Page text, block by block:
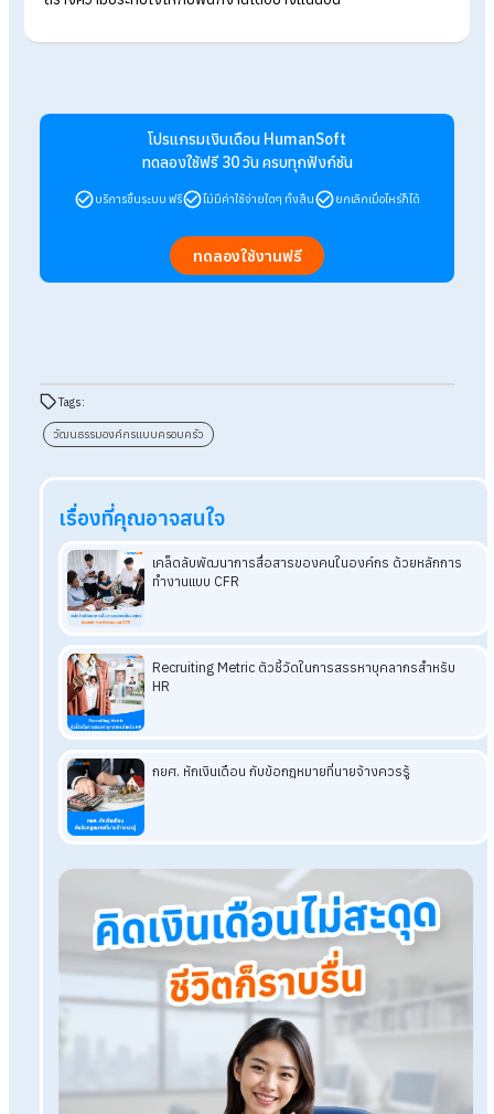
และสุดท้าย นอกจากองค์กรจะดูแลพนักงานในด้านการทำงานแล้ว
องค์กรก็ควรที่จะหาเวลาพักผ่อนให้กับพนักงานบ้างในบางครั้งคร
เพื่อเป็นการลดภาวะความเครียดจากการทำงานให้กับพนักงาน ใน
องค์กรอาจจะต้องทำงานหนักมาตลอดทั้งปี หากมีการจัดกิจกรรม
บ้างก็สามารถทำได้เช่นเดียวกัน เชื่อได้เลยว่ากิจกรรมเหล่าถือเป็น
หนึ่งสวัสดิการที่จะช่วยสร้างความประทับใจให้กับพนักงานได้อย่าง
สรุป6 วิธีง่ายๆ สร้างวัฒนธรรมองค์กร
แบบครอบครัว ที่องค์กรทำตามได้
เป็นอย่างไรกันบ้างคะ กับ 6 วิธี สร้างวัฒนธรรมองค์กรแบบ
ครอบครัวที่เรานำมาฝากในวันนี้ แน่นอนว่าหลาย ๆ องค์กร ก็คงจะ
วัฒนธรรมรูปแบบนี้ภายในองค์กรกันอยู่แล้ว เพราะวัฒนธรรม
องค์กรแบบครอบครัว มุ่งเน้นไปที่ความสัมพันธ์ขององค์กรกับ
พนักงานเป็นส่วนใหญ่ การทำงานก็จะมีความยืดหยุ่นสูง ไม่เป็น
ทางการมากนัก ส่งผลให้พนักงานสามารถเข้าถึงหัวหน้างาน และ
คุยถึงปัญหาที่พบได้ง่ายมากขึ้น การสร้างวัฒนธรรมองค์กรแบบ
ครอบครัวนี้ จะช่วยสร้างบรรยากาศการทำงานให้น่าอยู่และสามารถ
สร้างความประทับใจให้กับพนักงานได้อย่างแน่นอน
โปรแกรมเงินเดือน HumanSoft
ทดลองใช้ฟรี 30 วันครบทุกฟังก์ชัน
บริการขึ้นระบบ ฟรี ไม่มีค่าใช้จ่ายใดๆ ทั้งสิ้น ยกเลิกเมื่อไหร่ก็ได้
ทดลองใช้งานฟรี